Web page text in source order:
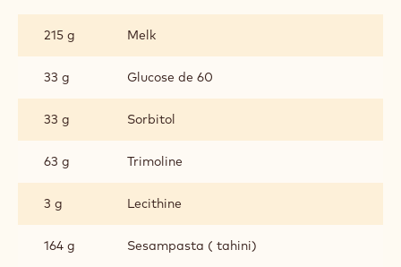
VOOR
HANDGEDIPTE
PRALINES
215 g Melk
33 g Glucose de 60
33 g Sorbitol
63 g Trimoline
3 g Lecithine
164 g Sesampasta ( tahini)